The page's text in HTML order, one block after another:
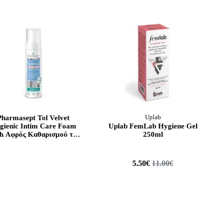
Tol Velvet
Intim Care Foam
Αφρός Καθαρισμού της
Uplab
Uplab FemLab Hygiene Gel
250ml
5.50€11.00€